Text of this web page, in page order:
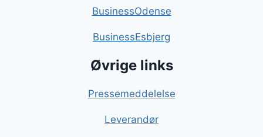
BusinessOdense
BusinessEsbjerg
Øvrige links
Pressemeddelelse
Leverandør